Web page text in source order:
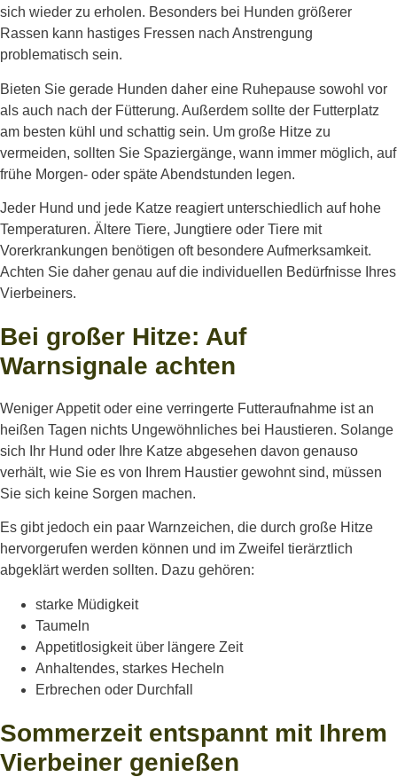
sich wieder zu erholen. Besonders bei Hunden größerer
Rassen kann hastiges Fressen nach Anstrengung
problematisch sein.
Bieten Sie gerade Hunden daher eine Ruhepause sowohl vor
als auch nach der Fütterung. Außerdem sollte der Futterplatz
am besten kühl und schattig sein. Um große Hitze zu
vermeiden, sollten Sie Spaziergänge, wann immer möglich, auf
frühe Morgen- oder späte Abendstunden legen.
Jeder Hund und jede Katze reagiert unterschiedlich auf hohe
Temperaturen. Ältere Tiere, Jungtiere oder Tiere mit
Vorerkrankungen benötigen oft besondere Aufmerksamkeit.
Achten Sie daher genau auf die individuellen Bedürfnisse Ihres
Vierbeiners.
Bei großer Hitze: Auf
Warnsignale achten
Weniger Appetit oder eine verringerte Futteraufnahme ist an
heißen Tagen nichts Ungewöhnliches bei Haustieren. Solange
sich Ihr Hund oder Ihre Katze abgesehen davon genauso
verhält, wie Sie es von Ihrem Haustier gewohnt sind, müssen
Sie sich keine Sorgen machen.
Es gibt jedoch ein paar Warnzeichen, die durch große Hitze
hervorgerufen werden können und im Zweifel tierärztlich
abgeklärt werden sollten. Dazu gehören:
starke Müdigkeit
Taumeln
Appetitlosigkeit über längere Zeit
Anhaltendes, starkes Hecheln
Erbrechen oder Durchfall
Sommerzeit entspannt mit Ihrem
Vierbeiner genießen